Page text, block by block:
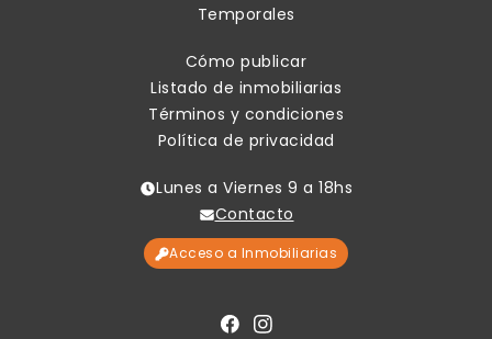
Temporales
Cómo publicar
Listado de inmobiliarias
Términos y condiciones
Política de privacidad
Lunes a Viernes 9 a 18hs
Contacto
Acceso a Inmobiliarias